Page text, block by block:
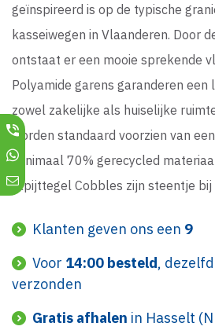
geïnspireerd is op de typische
kasseiwegen in Vlaanderen. Door
ontstaat er een mooie sprekende
Polyamide garens garanderen een
zowel zakelijke als huiselijke
worden standaard voorzien van
minimaal 70% gerecycled
tapijttegel Cobbles zijn steentje bij
Klanten geven ons een 9
Voor 14:00 besteld,
verzonden
Gratis afhalen in Hasselt